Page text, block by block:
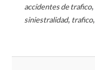
accidentes de trafico,
siniestralidad, trafico,